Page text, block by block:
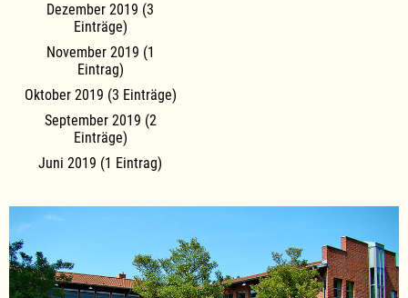
Dezember 2019 (3
Einträge)
November 2019 (1
Eintrag)
Oktober 2019 (3 Einträge)
September 2019 (2
Einträge)
Juni 2019 (1 Eintrag)